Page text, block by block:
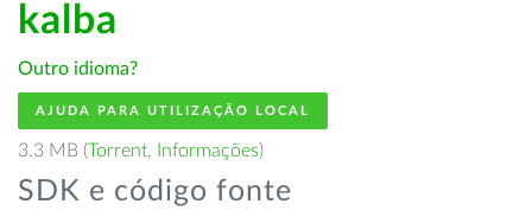
kalba
Outro idioma?
AJUDA PARA UTILIZAÇÃO LOCAL
3.3 MB (Torrent, Informações)
SDK e código fonte